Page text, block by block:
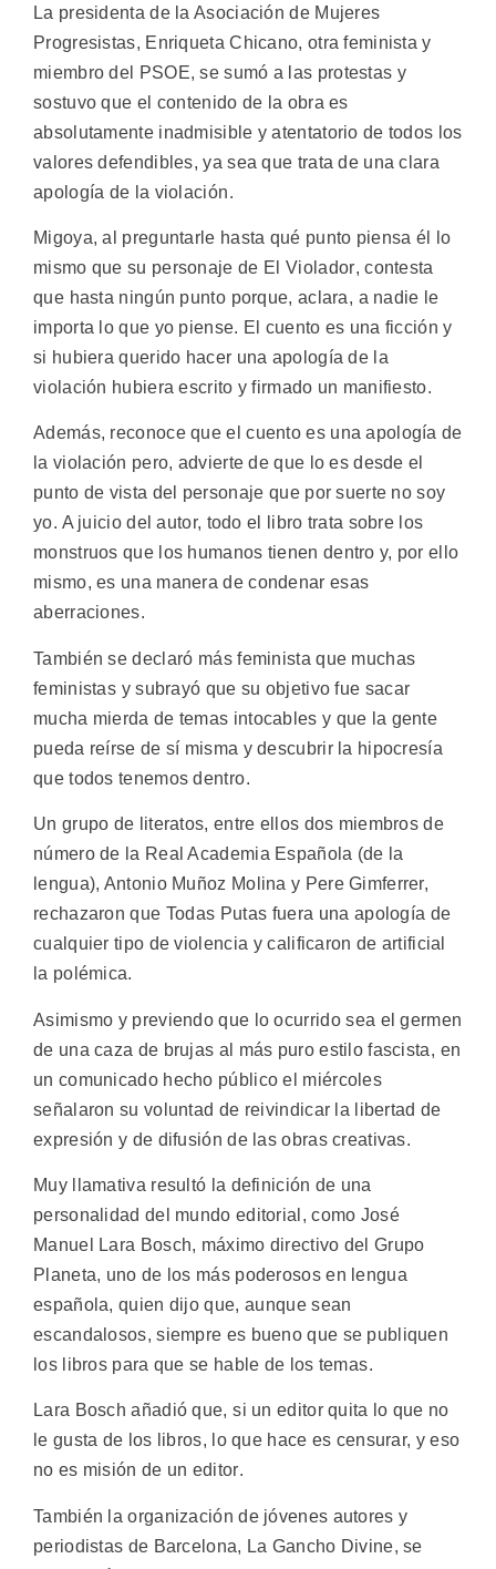
La presidenta de la Asociación de Mujeres
Progresistas, Enriqueta Chicano, otra feminista y
miembro del PSOE, se sumó a las protestas y
sostuvo que el contenido de la obra es
absolutamente inadmisible y atentatorio de todos los
valores defendibles, ya sea que trata de una clara
apología de la violación.
Migoya, al preguntarle hasta qué punto piensa él lo
mismo que su personaje de El Violador, contesta
que hasta ningún punto porque, aclara, a nadie le
importa lo que yo piense. El cuento es una ficción y
si hubiera querido hacer una apología de la
violación hubiera escrito y firmado un manifiesto.
Además, reconoce que el cuento es una apología de
la violación pero, advierte de que lo es desde el
punto de vista del personaje que por suerte no soy
yo. A juicio del autor, todo el libro trata sobre los
monstruos que los humanos tienen dentro y, por ello
mismo, es una manera de condenar esas
aberraciones.
También se declaró más feminista que muchas
feministas y subrayó que su objetivo fue sacar
mucha mierda de temas intocables y que la gente
pueda reírse de sí misma y descubrir la hipocresía
que todos tenemos dentro.
Un grupo de literatos, entre ellos dos miembros de
número de la Real Academia Española (de la
lengua), Antonio Muñoz Molina y Pere Gimferrer,
rechazaron que Todas Putas fuera una apología de
cualquier tipo de violencia y calificaron de artificial
la polémica.
Asimismo y previendo que lo ocurrido sea el germen
de una caza de brujas al más puro estilo fascista, en
un comunicado hecho público el miércoles
señalaron su voluntad de reivindicar la libertad de
expresión y de difusión de las obras creativas.
Muy llamativa resultó la definición de una
personalidad del mundo editorial, como José
Manuel Lara Bosch, máximo directivo del Grupo
Planeta, uno de los más poderosos en lengua
española, quien dijo que, aunque sean
escandalosos, siempre es bueno que se publiquen
los libros para que se hable de los temas.
Lara Bosch añadió que, si un editor quita lo que no
le gusta de los libros, lo que hace es censurar, y eso
no es misión de un editor.
También la organización de jóvenes autores y
periodistas de Barcelona, La Gancho Divine, se